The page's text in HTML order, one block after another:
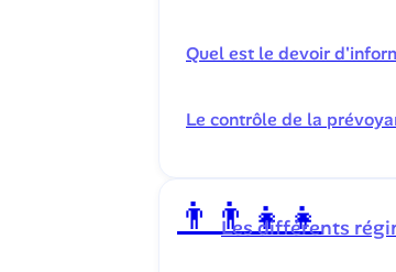
Quel est le devoir
Le contrôle de la
👨‍👨‍👧‍👧️
Les différents